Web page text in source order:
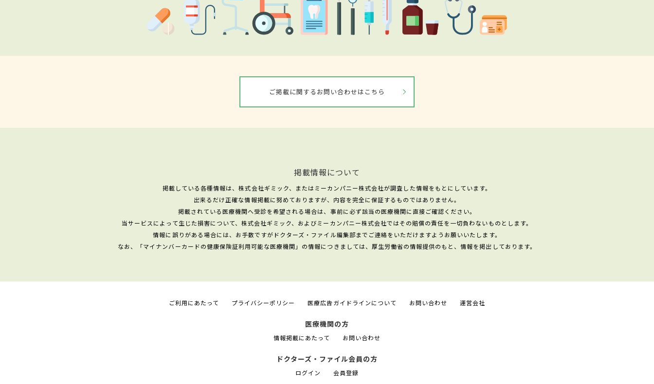
ご掲載に関するお問い合わせはこちら
掲載情報について
掲載している各種情報は、株式会社ギミック、またはミーカンパニー株式会社が調査した情報をもとにしています。
出来るだけ正確な情報掲載に努めておりますが、内容を完全に保証するものではありません。
掲載されている医療機関へ受診を希望される場合は、事前に必ず該当の医療機関に直接ご確認ください。
当サービスによって生じた損害について、株式会社ギミック、およびミーカンパニー株式会社ではその賠償の責任を一切負わないものとします。
情報に誤りがある場合には、お手数ですがドクターズ・ファイル編集部までご連絡をいただけますようお願いいたします。
なお、「マイナンバーカードの健康保険証利用可能な医療機関」の情報につきましては、厚生労働省の情報提供のもと、情報を掲出しております。
ご利用にあたって プライバシーポリシー 医療広告ガイドラインについて お問い合わせ 運営会社
医療機関の方
情報掲載にあたって お問い合わせ
ドクターズ・ファイル会員の方
ログイン 会員登録